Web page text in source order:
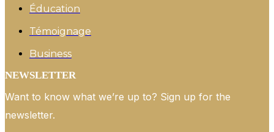
Éducation
Témoignage
Business
NEWSLETTER
Want to know what we’re up to? Sign up for the
newsletter.